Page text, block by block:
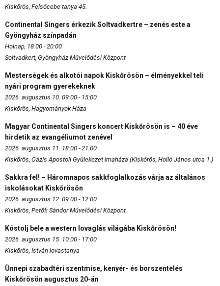
Kiskőrös, Felsőcebe tanya 45.
Continental Singers érkezik Soltvadkertre – zenés este a
Gyöngyház színpadán
Holnap, 18:00 - 20:00
Soltvadkert, Gyöngyház Művelődési Központ
Mesterségek és alkotói napok Kiskőrösön – élményekkel teli
nyári program gyerekeknek
2026. augusztus 10. 09:00 - 15:00
Kiskőrös, Hagyományok Háza
Magyar Continental Singers koncert Kiskőrösön is – 40 éve
hirdetik az evangéliumot zenével
2026. augusztus 11. 18:00 - 21:00
Kiskőrös, Oázis Apostoli Gyülekezet imaháza (Kiskőrös, Holló János utca 1.)
Sakkra fel! – Háromnapos sakkfoglalkozás várja az általános
iskolásokat Kiskőrösön
2026. augusztus 12. 09:00 - 12:00
Kiskőrös, Petőfi Sándor Művelődési Központ
Kóstolj bele a western lovaglás világába Kiskőrösön!
2026. augusztus 15. 10:00 - 17:00
Kiskőrös, István lovastanya
Ünnepi szabadtéri szentmise, kenyér- és borszentelés
Kiskőrösön augusztus 20-án